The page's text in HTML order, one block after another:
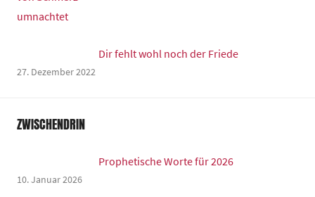
Dir fehlt wohl noch der Friede
27. Dezember 2022
ZWISCHENDRIN
Prophetische Worte für 2026
10. Januar 2026